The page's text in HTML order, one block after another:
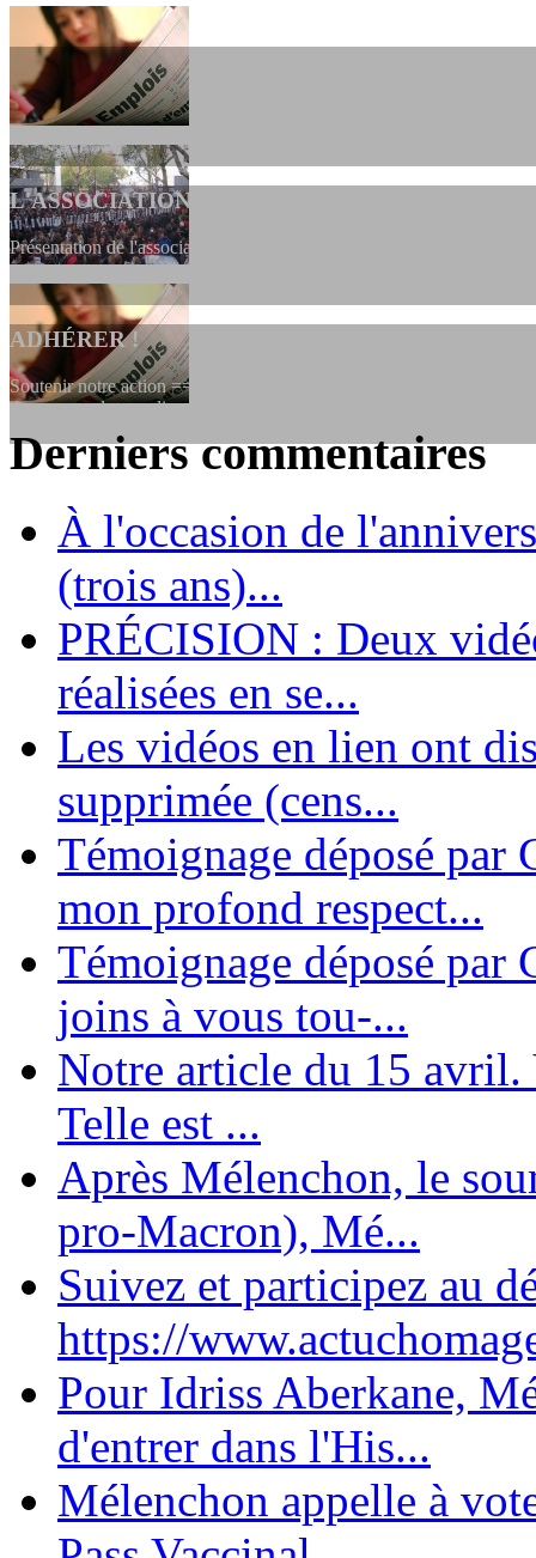
L'ASSOCIATION
Présentation de l'association et de sa charte qui encadre nos actions
ADHÉRER !
Soutenir notre action ==> Si vous souhaitez adhérer à
dessous, en le remplissant et en...
En 2004, une dizaine de personnes contribuèrent au lancement de
dernières années. L'aventure se pou...
Derniers commentaires
À l'occasion de
(trois ans)...
PRÉCISION : Deux
réalisées en se...
Les vidéos en lien ont
supprimée (cens...
Témoignage déposé par
mon profond respect...
Témoignage déposé par
joins à vous tou-...
Notre article du 15 avril.
Telle est ...
Après Mélenchon, le
pro-Macron), Mé...
Suivez et participez au
https://
Pour Idriss Aberkane,
d'entrer dans l'His...
Mélenchon appelle à